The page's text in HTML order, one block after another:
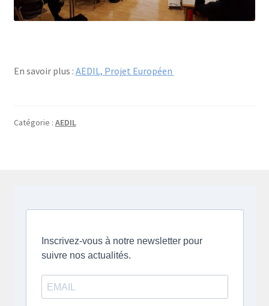
En savoir plus : AEDIL, Projet Européen
Catégorie : AEDIL